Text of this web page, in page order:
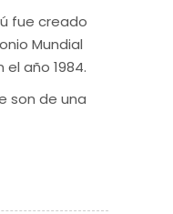
fue creado
Mundial
año 1984.
son de una